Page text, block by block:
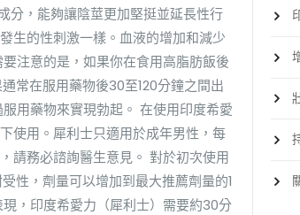
，能夠讓陰莖更加堅挺並延長性行
生的性刺激一樣。血液的增加和減少
注意的是，如果你在食用高脂肪飯後
常在服用藥物後30至120分鐘之間出
用藥物來實現勃起。 在使用印度希愛
使用。犀利士只適用於成年男性，每
請務必諮詢醫生意見。 對於初次使用
性，劑量可以增加到最大推薦劑量的1
，印度希愛力（犀利士）需要約30分